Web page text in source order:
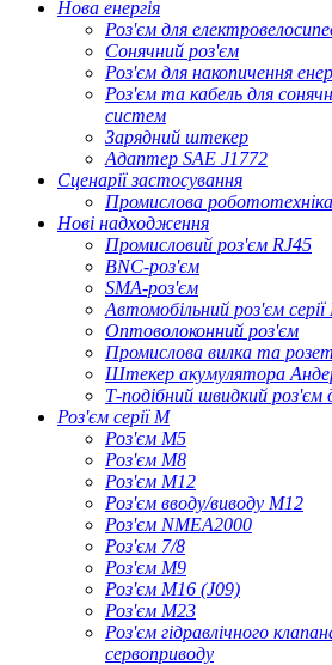
Нова енергія
Роз'єм для
Сонячний роз'єм
Роз'єм для накопичення
Роз'єм та кабель для
систем
Зарядний штекер
Адаптер SAE J1772
Сценарії застосування
Промислова робототехніка
Нові надходження
Промисловий роз'єм RJ45
BNC-роз'єм
SMA-роз'єм
Автомобільний роз'єм серії
Оптоволоконний роз'єм
Промислова вилка та
Штекер акумулятора
Т-подібний швидкий роз'єм
Роз'єм серії M
Роз'єм M5
Роз'єм M8
Роз'єм M12
Роз'єм вводу/виводу M12
Роз'єм NMEA2000
Роз'єм 7/8
Роз'єм M9
Роз'єм M16 (J09)
Роз'єм M23
Роз'єм гідравлічного
сервоприводу